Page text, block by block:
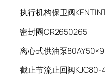
执行机构保卫阀
密封圈OR2650265
离心式供油泵80AY50×9
截止节流止回阀KJC80-